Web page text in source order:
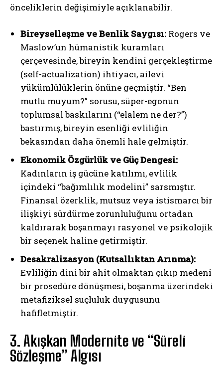
önceliklerin değişimiyle açıklanabilir.
Bireyselleşme ve Benlik Saygısı: Rogers ve
Maslow’un hümanistik kuramları
çerçevesinde, bireyin kendini gerçekleştirme
(self-actualization) ihtiyacı, ailevi
yükümlülüklerin önüne geçmiştir. “Ben
mutlu muyum?” sorusu, süper-egonun
toplumsal baskılarını (“elalem ne der?”)
bastırmış, bireyin esenliği evliliğin
bekasından daha önemli hale gelmiştir.
Ekonomik Özgürlük ve Güç Dengesi:
Kadınların iş gücüne katılımı, evlilik
içindeki “bağımlılık modelini” sarsmıştır.
Finansal özerklik, mutsuz veya istismarcı bir
ilişkiyi sürdürme zorunluluğunu ortadan
kaldırarak boşanmayı rasyonel ve psikolojik
bir seçenek haline getirmiştir.
Desakralizasyon (Kutsallıktan Arınma):
Evliliğin dini bir ahit olmaktan çıkıp medeni
bir prosedüre dönüşmesi, boşanma üzerindeki
metafiziksel suçluluk duygusunu
hafifletmiştir.
3. Akışkan Modernite ve “Süreli
Sözleşme” Algısı